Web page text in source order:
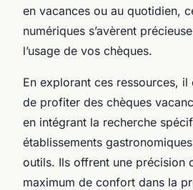
en vacances ou au quotidien,
numériques s’avèrent
l’usage de vos chèques.
En explorant ces ressources, il
de profiter des chèques
en intégrant la recherche
établissements
outils. Ils offrent une précision
maximum de confort dans la